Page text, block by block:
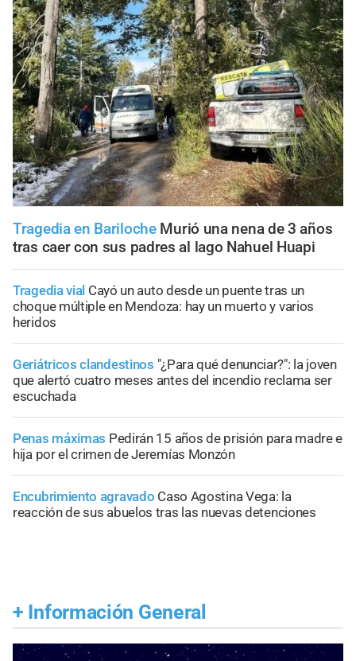
Tragedia en Bariloche Murió una nena de 3 años
tras caer con sus padres al lago Nahuel Huapi
Tragedia vial Cayó un auto desde un puente tras un
choque múltiple en Mendoza: hay un muerto y varios
heridos
Geriátricos clandestinos "¿Para qué denunciar?": la joven
que alertó cuatro meses antes del incendio reclama ser
escuchada
Penas máximas Pedirán 15 años de prisión para madre e
hija por el crimen de Jeremías Monzón
Encubrimiento agravado Caso Agostina Vega: la
reacción de sus abuelos tras las nuevas detenciones
+ Información General